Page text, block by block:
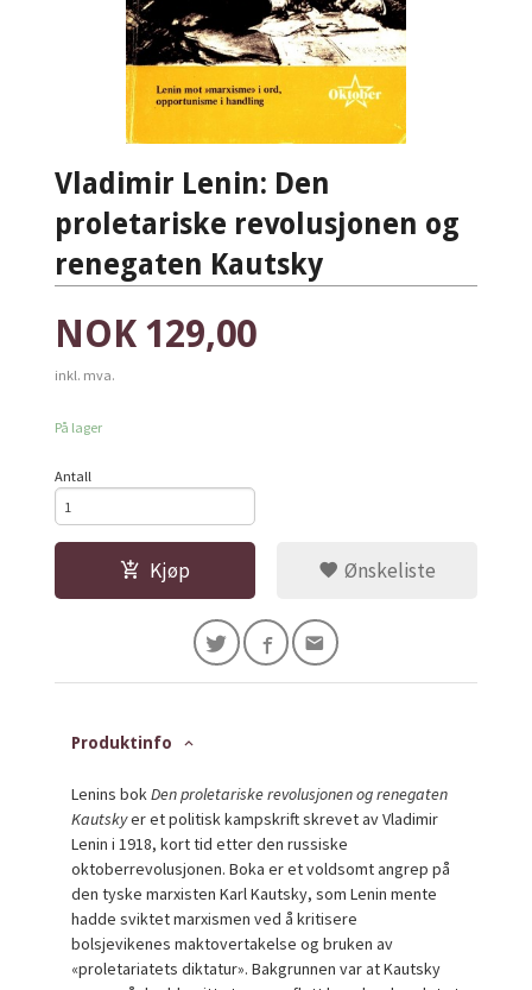
Vladimir Lenin: Den
proletariske revolusjonen og
renegaten Kautsky
Pris
NOK 129,00
inkl. mva.
På lager
Antall
Kjøp Ønskeliste
Produktinfo
Lenins bokDen proletariske revolusjonen og renegaten
Kautskyer et politisk kampskrift skrevet av Vladimir
Lenin i 1918, kort tid etter den russiske
oktoberrevolusjonen. Boka er et voldsomt angrep på
den tyske marxisten Karl Kautsky, som Lenin mente
hadde sviktet marxismen ved å kritisere
bolsjevikenes maktovertakelse og bruken av
«proletariatets diktatur». Bakgrunnen var at Kautsky